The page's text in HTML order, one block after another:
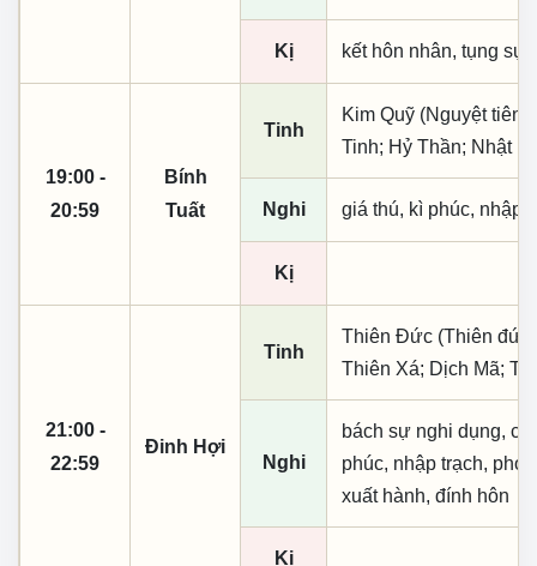
Kị kết hôn nhân, tụng sự
19:00 -
20:59
Bính
Tuất
Tinh
Kim Quỹ (Nguyệt
Tinh; Hỷ Thần; Nhật
Nghi giá thú, kì phúc, nhập
Kị
21:00 -
22:59
Đinh Hợi
Tinh
Thiên Đức (Thiên
Thiên Xá; Dịch Mã;
Nghi
bách sự nghi dụng,
phúc, nhập trạch, phó
xuất hành, đính hôn
Kị